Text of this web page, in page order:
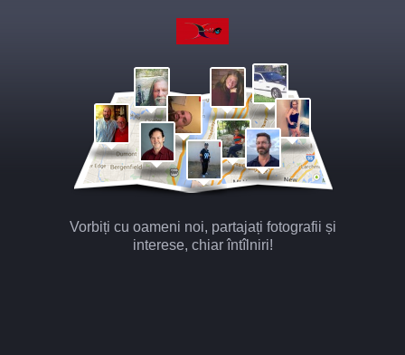
Vorbiți cu oameni noi, partajați fotografii și
interese, chiar întîlniri!